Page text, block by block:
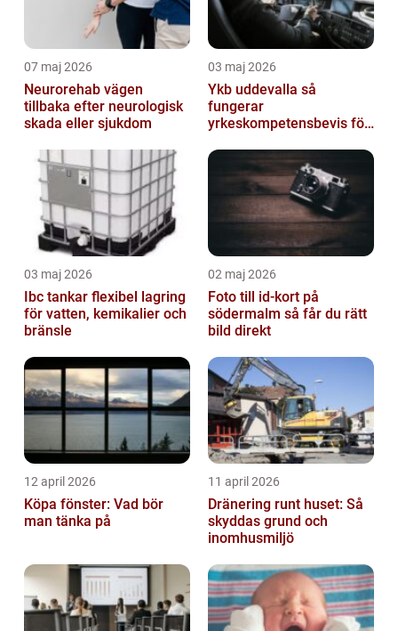
07 maj 2026
Neurorehab vägen
tillbaka efter neurologisk
skada eller sjukdom
03 maj 2026
Ykb uddevalla så
fungerar
yrkeskompetensbevis för
03 maj 2026
Ibc tankar flexibel lagring
för vatten, kemikalier och
bränsle
02 maj 2026
Foto till id-kort på
södermalm så får du rätt
bild direkt
12 april 2026
Köpa fönster: Vad bör
man tänka på
11 april 2026
Dränering runt huset: Så
skyddas grund och
inomhusmiljö